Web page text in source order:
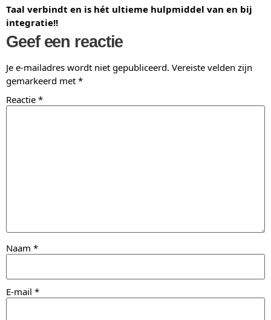
Taal verbindt en is hét ultieme hulpmiddel van en bij
integratie!!
Geef een reactie
Je e-mailadres wordt niet gepubliceerd. Vereiste velden zijn
gemarkeerd met *
Reactie *
Naam *
E-mail *